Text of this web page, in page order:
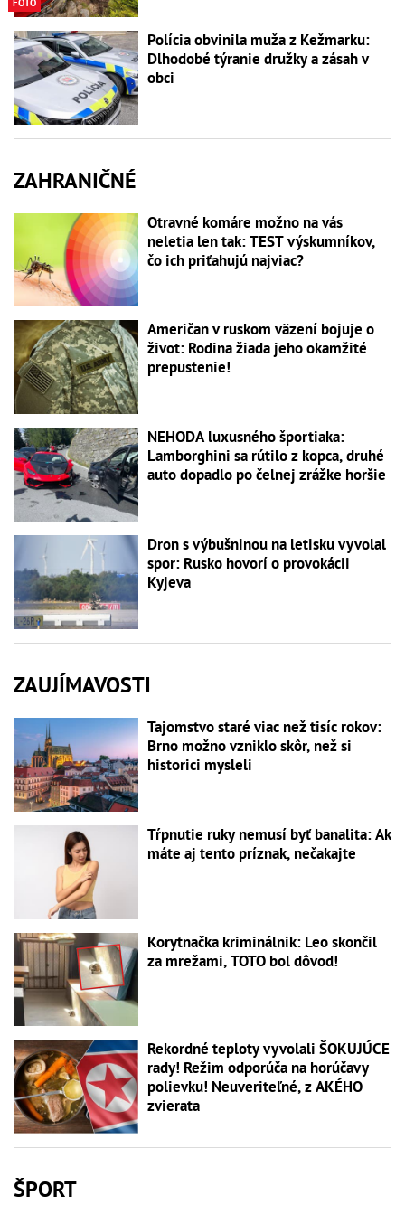
FOTO
Polícia obvinila muža z Kežmarku:
Dlhodobé týranie družky a zásah v
obci
ZAHRANIČNÉ
Otravné komáre možno na vás
neletia len tak: TEST výskumníkov,
čo ich priťahujú najviac?
Američan v ruskom väzení bojuje o
život: Rodina žiada jeho okamžité
prepustenie!
NEHODA luxusného športiaka:
Lamborghini sa rútilo z kopca, druhé
auto dopadlo po čelnej zrážke horšie
Dron s výbušninou na letisku vyvolal
spor: Rusko hovorí o provokácii
Kyjeva
ZAUJÍMAVOSTI
Tajomstvo staré viac než tisíc rokov:
Brno možno vzniklo skôr, než si
historici mysleli
Tŕpnutie ruky nemusí byť banalita: Ak
máte aj tento príznak, nečakajte
Korytnačka kriminálnik: Leo skončil
za mrežami, TOTO bol dôvod!
Rekordné teploty vyvolali ŠOKUJÚCE
rady! Režim odporúča na horúčavy
polievku! Neuveriteľné, z AKÉHO
zvierata
ŠPORT